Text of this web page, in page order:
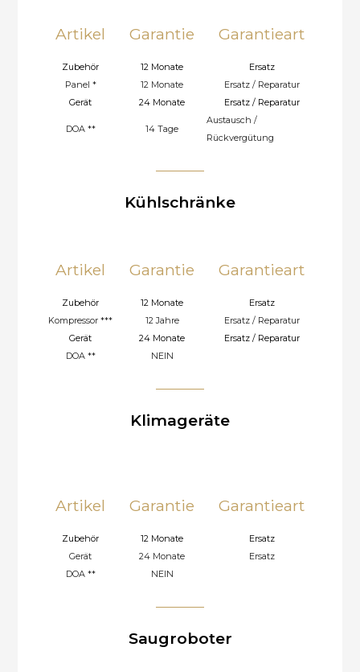
Artikel Garantie Garantieart
Zubehör 12 Monate
Ersatz
Panel *
12 Monate
Ersatz / Reparatur
Gerät
24 Monate Ersatz / Reparatur
DOA ** 14 Tage
Austausch /
Rückvergütung
Kühlschränke
Artikel Garantie Garantieart
Zubehör 12 Monate
Ersatz
Kompressor ***
12 Jahre
Ersatz / Reparatur
Gerät
24 Monate
Ersatz / Reparatur
DOA **
NEIN
Klimageräte
Artikel Garantie Garantieart
Zubehör 12 Monate
Ersatz
Gerät
24 Monate
Ersatz
DOA **
NEIN
Saugroboter